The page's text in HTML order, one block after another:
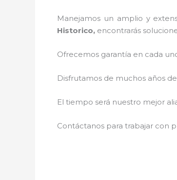
Manejamos un amplio y
Historico, encontrarás
Ofrecemos garantía en cada
Disfrutamos de muchos años
El tiempo será nuestro mejor
Contáctanos para trabajar con